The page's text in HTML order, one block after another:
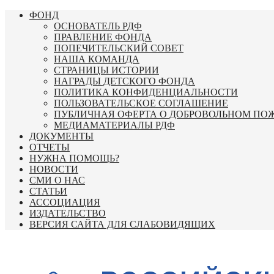
Перейти
содержимому
ФОНД
ОСНОВАТЕЛЬ РДФ
ПРАВЛЕНИЕ ФОНДА
ПОПЕЧИТЕЛЬСКИЙ СОВЕТ
НАША КОМАНДА
СТРАНИЦЫ ИСТОРИИ
НАГРАДЫ ДЕТСКОГО ФОНДА
ПОЛИТИКА КОНФИДЕНЦИАЛЬНОСТИ
ПОЛЬЗОВАТЕЛЬСКОЕ СОГЛАШЕНИЕ
ПУБЛИЧНАЯ ОФЕРТА О ДОБРОВОЛЬНОМ
МЕДИАМАТЕРИАЛЫ РДФ
ДОКУМЕНТЫ
ОТЧЕТЫ
НУЖНА ПОМОЩЬ?
НОВОСТИ
СМИ О НАС
СТАТЬИ
АССОЦИАЦИЯ
ИЗДАТЕЛЬСТВО
ВЕРСИЯ САЙТА ДЛЯ СЛАБОВИДЯЩИХ